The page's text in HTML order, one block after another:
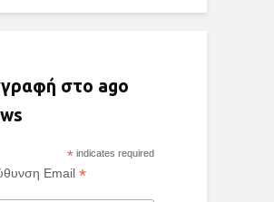
στο ago
* indicates required
Email *